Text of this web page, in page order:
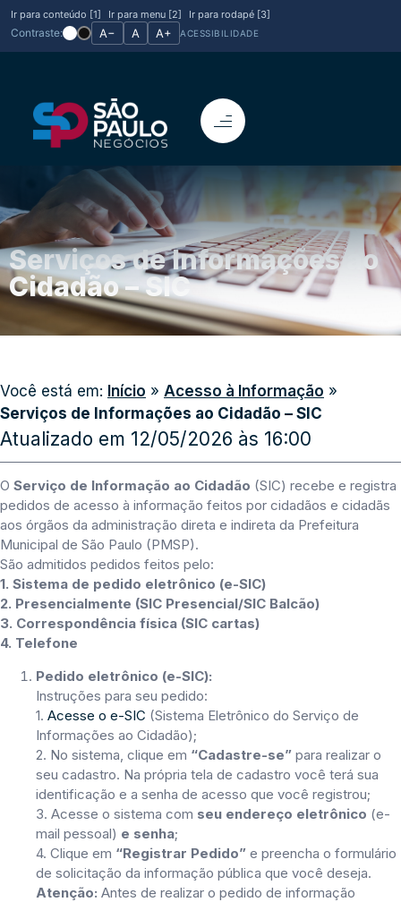
Ir para conteúdo [1] Ir para menu [2] Ir para rodapé [3]
Contraste: A− A A+ ACESSIBILIDADE
Serviços de Informações ao
Cidadão – SIC
Você está em: Início » Acesso à Informação »
Serviços de Informações ao Cidadão – SIC
Atualizado em 12/05/2026 às 16:00
O Serviço de Informação ao Cidadão (SIC) recebe e registra
pedidos de acesso à informação feitos por cidadãos e cidadãs
aos órgãos da administração direta e indireta da Prefeitura
Municipal de São Paulo (PMSP).
São admitidos pedidos feitos pelo:
1. Sistema de pedido eletrônico (e-SIC)
2. Presencialmente (SIC Presencial/SIC Balcão)
3. Correspondência física (SIC cartas)
4. Telefone
Pedido eletrônico (e-SIC):
Instruções para seu pedido:
1. Acesse o e-SIC (Sistema Eletrônico do Serviço de
Informações ao Cidadão);
2. No sistema, clique em “Cadastre-se” para realizar o
seu cadastro. Na própria tela de cadastro você terá sua
identificação e a senha de acesso que você registrou;
3. Acesse o sistema com seu endereço eletrônico (e-
mail pessoal) e senha;
4. Clique em “Registrar Pedido” e preencha o formulário
de solicitação da informação pública que você deseja.
Atenção: Antes de realizar o pedido de informação